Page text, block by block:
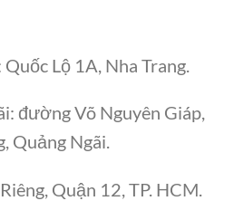
Lộ 1A, Nha Trang.
Võ Nguyên Giáp,
Quảng Ngãi.
Quận 12, TP. HCM.